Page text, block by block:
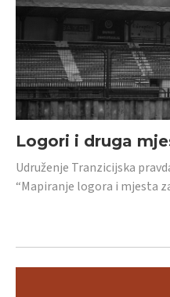
Logori i druga
Udruženje Tranzicijska
“Mapiranje logora i mjesta